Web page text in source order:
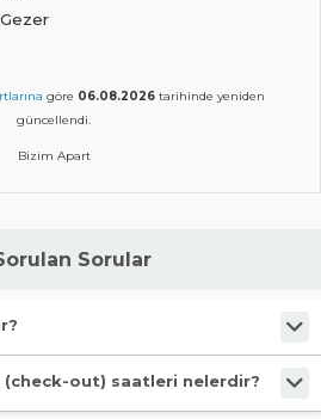
göre 06.08.2026 tarihinde yeniden
güncellendi.
Bizim Apart
Sorular
çıkan özellikleri "Denize Yakın, Wifi,
(check-out) saatleri nelerdir?